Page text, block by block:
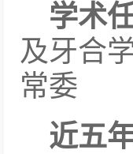
学术
及牙合
常委
近五